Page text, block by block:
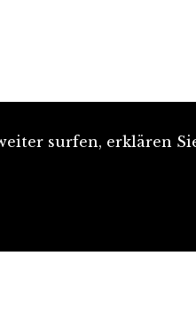
surfen, erklären